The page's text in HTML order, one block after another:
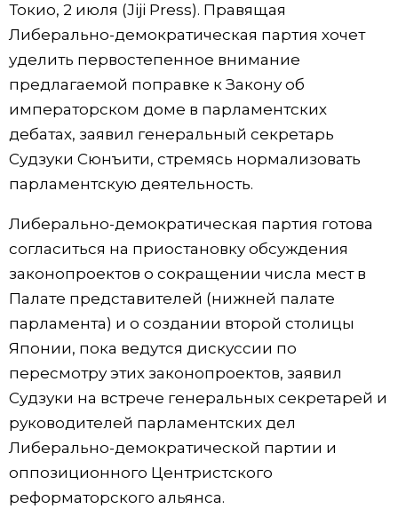
Разделы
Блог
Политика
Экономика
Общество
Культура
Жизнь
Технологии
Токио
Популярные статьи
Японский язык
Японский калейдоскоп
Семья
Еда и напитки
official SNS
Токио, 2 июля (Jiji Press). Правящая
Либерально-демократическая партия хочет
уделить первостепенное внимание
предлагаемой поправке к Закону об
императорском доме в парламентских
дебатах, заявил генеральный секретарь
Судзуки Сюнъити, стремясь нормализовать
парламентскую деятельность.
Либерально-демократическая партия готова
согласиться на приостановку обсуждения
законопроектов о сокращении числа мест в
Палате представителей (нижней палате
парламента) и о создании второй столицы
Японии, пока ведутся дискуссии по
пересмотру этих законопроектов, заявил
Судзуки на встрече генеральных секретарей и
руководителей парламентских дел
Либерально-демократической партии и
оппозиционного Центристского
реформаторского альянса.